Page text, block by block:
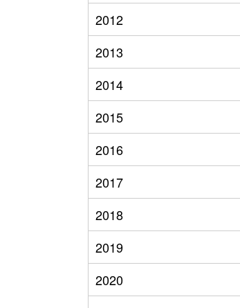
2012
2013
2014
2015
2016
2017
2018
2019
2020